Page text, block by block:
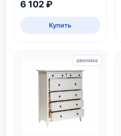
6 102 ₽
Купить
реклама